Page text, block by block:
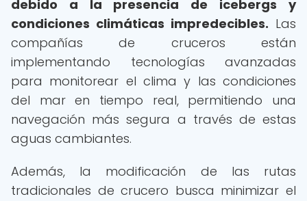
debido a la presencia de icebergs y
condiciones climáticas impredecibles. Las
compañías de cruceros están
implementando tecnologías avanzadas
para monitorear el clima y las condiciones
del mar en tiempo real, permitiendo una
navegación más segura a través de estas
aguas cambiantes.
Además, la modificación de las rutas
tradicionales de crucero busca minimizar el